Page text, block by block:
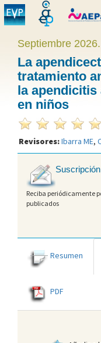
Septiembre
La
tratamiento
la apendicitis
en niños
Revisores:Ibarra ME,
Reciba periódicamente
publicados
Resumen
PDF